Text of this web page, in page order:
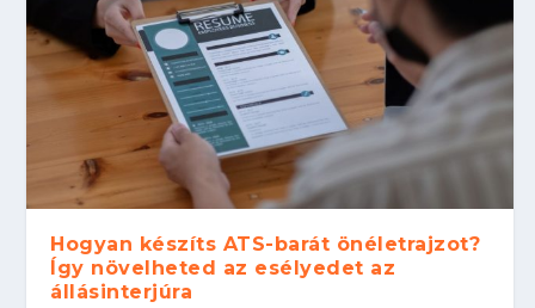
Hogyan készíts ATS-barát önéletrajzot?
Így növelheted az esélyedet az
állásinterjúra